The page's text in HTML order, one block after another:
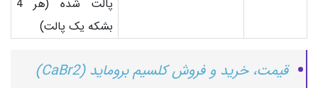
پالت شده (هر 4
بشکه یک پالت)
قیمت، خرید و فروش کلسیم بروماید (CaBr2)